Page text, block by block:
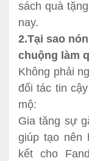
sách quà
nay.
2.Tại sao
chuộng làm
Không phải
đối tác tin
mộ:
Gia tăng sự
giúp tạo nên
kết cho